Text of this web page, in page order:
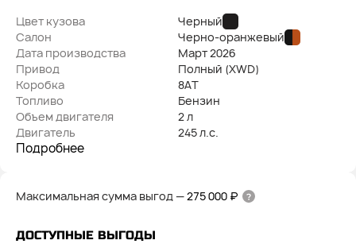
Цвет кузова
Черный
Салон
Черно-оранжевый
Дата производства
Март2026
Привод
Полный (XWD)
Коробка
8AT
Топливо
Бензин
Объем двигателя
2 л
Двигатель
245 л.с.
Подробнее
Максимальная сумма выгод—275 000 ₽
ДОСТУПНЫЕ ВЫГОДЫ